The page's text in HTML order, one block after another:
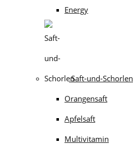
Energy
Saft-und-Schorlen
Orangensaft
Apfelsaft
Multivitamin